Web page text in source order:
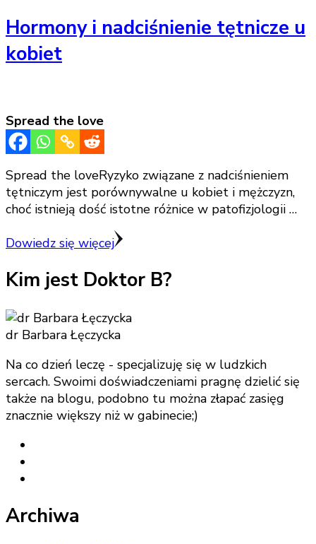
Hormony i nadciśnienie tętnicze u
kobiet
Spread the love
Spread the loveRyzyko związane z nadciśnieniem
tętniczym jest porównywalne u kobiet i mężczyzn,
choć istnieją dość istotne różnice w patofizjologii …
Dowiedz się więcej
Kim jest Doktor B?
dr Barbara Łęczycka
Na co dzień leczę - specjalizuję się w ludzkich
sercach. Swoimi doświadczeniami pragnę dzielić się
także na blogu, podobno tu można złapać zasięg
znacznie większy niż w gabinecie;)
Archiwa